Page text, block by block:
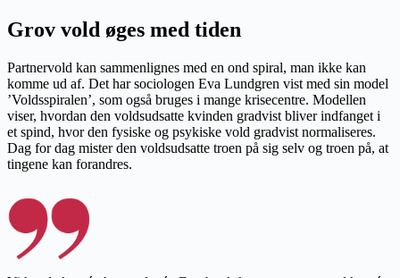
Grov vold øges med tiden
Partnervold kan sammenlignes med en ond spiral, man ikke kan
komme ud af. Det har sociologen Eva Lundgren vist med sin model
’Voldsspiralen’, som også bruges i mange krisecentre. Modellen
viser, hvordan den voldsudsatte kvinden gradvist bliver indfanget i
et spind, hvor den fysiske og psykiske vold gradvist normaliseres.
Dag for dag mister den voldsudsatte troen på sig selv og troen på, at
tingene kan forandres.